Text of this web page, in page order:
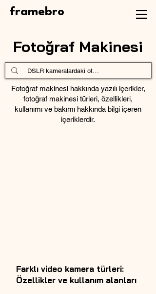
framebro
Fotoğraf Makinesi
Fotoğraf makinesihakkında yazılı içerikler,
fotoğraf makinesi türleri, özellikleri,
kullanımı ve bakımı hakkında bilgi içeren
içeriklerdir.
Farklı video kamera türleri:
Özellikler ve kullanım alanları